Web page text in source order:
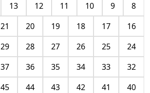
8
9
10
11
12
13
16
17
18
19
20
21
24
25
26
27
28
29
32
33
34
35
36
37
40
41
42
43
44
45